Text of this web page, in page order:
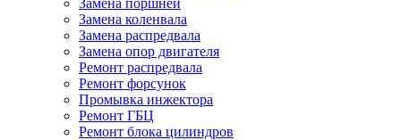
Замена поршней
Замена коленвала
Замена распредвала
Замена опор двигателя
Ремонт распредвала
Ремонт форсунок
Промывка инжектора
Ремонт ГБЦ
Ремонт блока цилиндров